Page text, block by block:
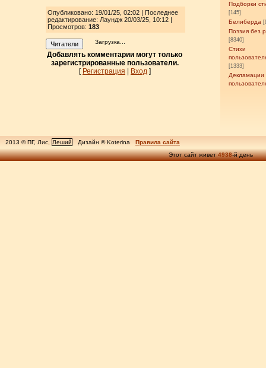
Подборки
[145]
Белиберда
Поэзия без
[8340]
Стихи
[1333]
Декламации
Опубликовано: 19/01/25, 02:02 | Последнее
редактирование: Лаундж 20/03/25, 10:12 |
Просмотров: 183
Читатели Загрузка...
Добавлять комментарии могут только
зарегистрированные пользователи.
[ Регистрация Вход]
2013 © ПГ, Лис, Леший Дизайн © Koterina
Правила сайта
Этот сайт живет4938-й день